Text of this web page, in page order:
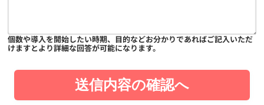
個数や導入を開始したい時期、目的などお分かりであればご記入いただ
けますとより詳細な回答が可能になります。
送信内容の確認へ